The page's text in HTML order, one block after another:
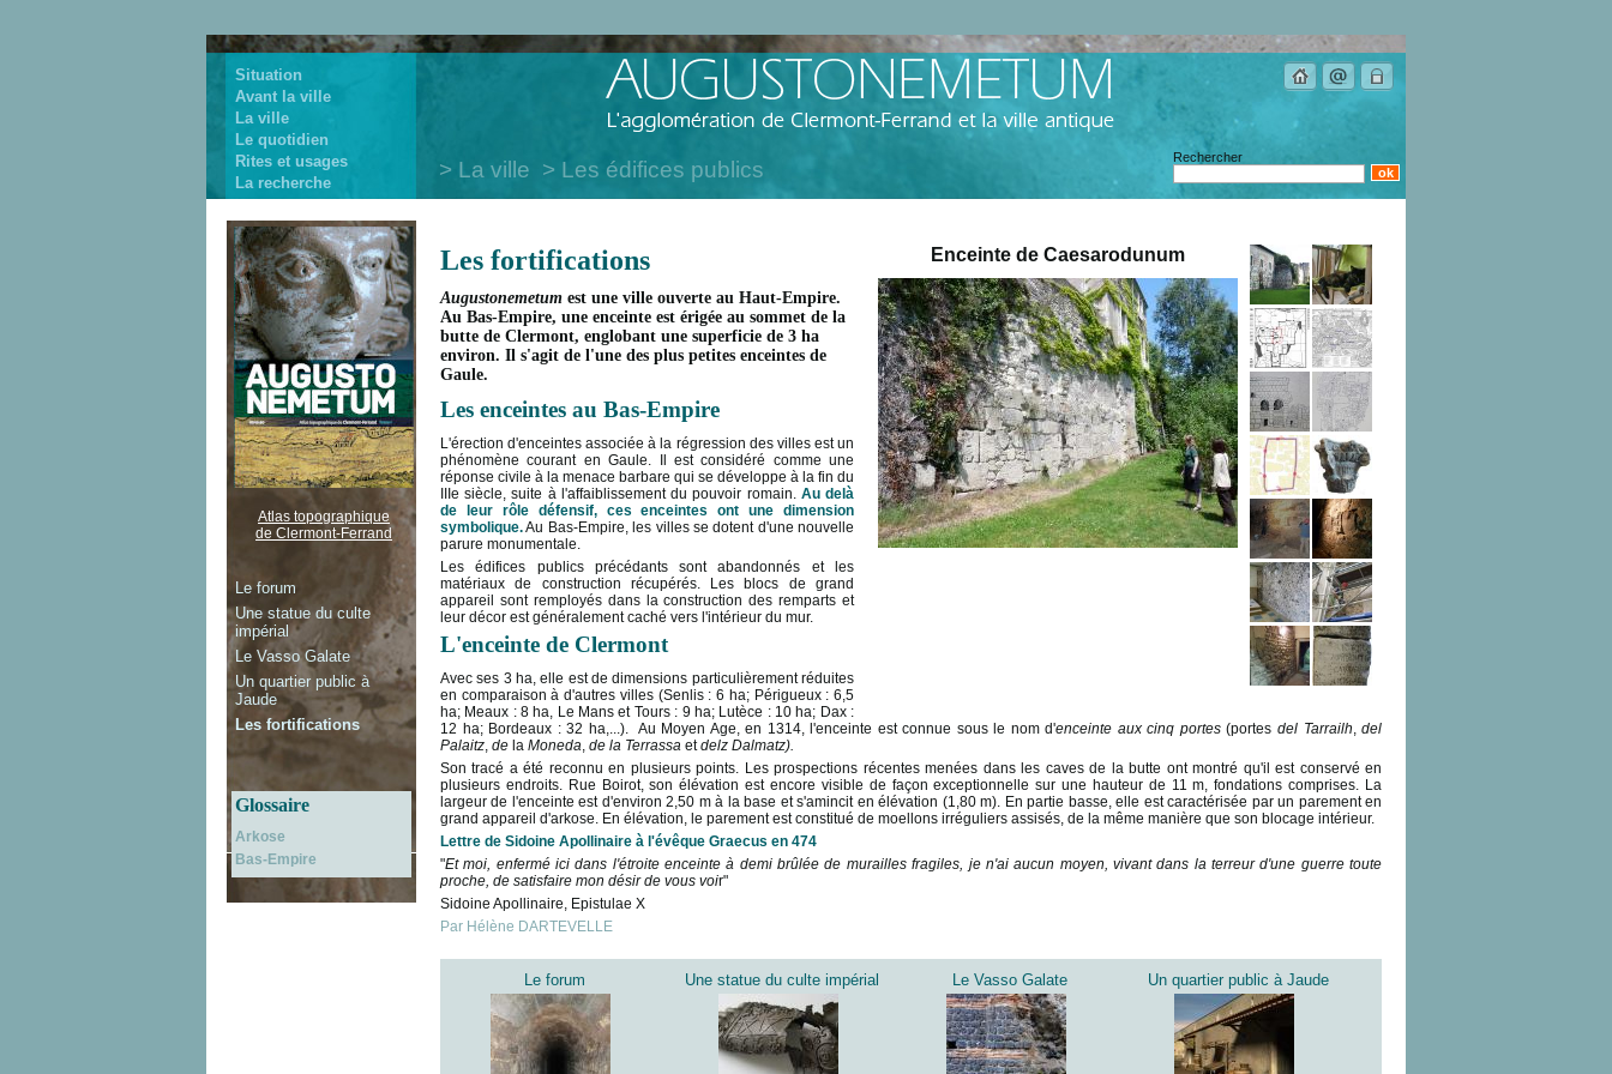
Situation
Avant la ville
La ville
Le quotidien
Rites et usages
La recherche
Rechercher
La ville Les édifices publics
Enceinte de Caesarodunum
Les fortifications
Augustonemetum est une ville ouverte au Haut-Empire.
Au Bas-Empire, une enceinte est érigée au sommet de la
butte de Clermont, englobant une superficie de 3 ha
environ. Il s'agit de l'une des plus petites enceintes de
Gaule.
Les enceintes au Bas-Empire
L'érection d'enceintes associée à la régression des villes est un
phénomène courant en Gaule. Il est considéré comme une
réponse civile à la menace barbare qui se développe à la fin du
IIIe siècle, suite à l'affaiblissement du pouvoir romain. Au delà
de leur rôle défensif, ces enceintes ont une dimension
symbolique.Au Bas-Empire, les villes se dotent d'une nouvelle
parure monumentale.
Les édifices publics précédants sont abandonnés et les
matériaux de construction récupérés. Les blocs de grand
appareil sont remployés dans la construction des remparts et
leur décor est généralement caché vers l'intérieur du mur.
L'enceinte de Clermont
Avec ses 3 ha, elle est de dimensions particulièrement réduites
en comparaison à d'autres villes (Senlis : 6 ha; Périgueux : 6,5
ha; Meaux : 8 ha, Le Mans et Tours : 9 ha; Lutèce : 10 ha; Dax :
12 ha; Bordeaux : 32 ha,...). Au Moyen Age, en 1314, l'enceinte est connue sous le nom d'enceinte aux cinq portes(portes del Tarrailh,del
Palaitz, de la Moneda, de la Terrassa etdelz Dalmatz).
Son tracé a été reconnu en plusieurs points. Les prospections récentes menées dans les caves de la butte ont montré qu'il est conservé en
plusieurs endroits. Rue Boirot, son élévation est encore visible de façon exceptionnelle sur une hauteur de 11 m, fondations comprises. La
largeur de l'enceinte est d'environ 2,50 m à la base et s'amincit en élévation (1,80 m). En partie basse, elle est caractérisée par un parement en
grand appareil d'arkose. En élévation, le parement est constitué de moellons irréguliers assisés, de la même manière que son blocage intérieur.
Lettre de Sidoine Apollinaire à l'évêque Graecus en 474
"Et moi, enfermé ici dans l'étroite enceinte à demi brûlée de murailles fragiles, je n'ai aucun moyen, vivant dans la terreur d'une guerre toute
proche, de satisfaire mon désir de vous voir"
Sidoine Apollinaire, Epistulae X
Par Hélène DARTEVELLE
Le forum Une statue du culte impérial Le Vasso Galate Un quartier public à Jaude
Atlas topographique
de Clermont-Ferrand
Le forum
Une statue du culte
impérial
Le Vasso Galate
Un quartier public à
Jaude
Les fortifications
Glossaire
Arkose
Bas-Empire